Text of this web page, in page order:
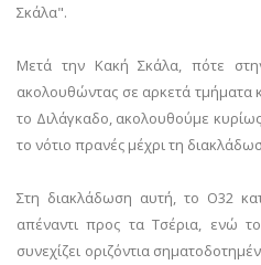
Σκάλα".
Μετά την Κακή Σκάλα, πότε
ακολουθώντας σε αρκετά τμήματα
το Διλάγκαδο, ακολουθούμε
το νότιο πρανές μέχρι τη
Στη διακλάδωση αυτή, το Ο32
απέναντι προς τα Τσέρια, ενώ
συνεχίζει οριζόντια